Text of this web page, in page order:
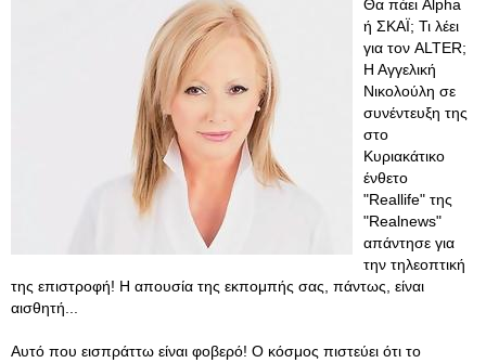
Θα πάει Alpha
ή ΣΚΑΪ; Τι λέει
για τον ALTER;
Η Αγγελική
Νικολούλη σε
συνέντευξη της
στο
Κυριακάτικο
ένθετο
"Reallife" της
"Realnews"
απάντησε για
την τηλεοπτική
της επιστροφή! Η απουσία της εκπομπής σας, πάντως, είναι
αισθητή...
Αυτό που εισπράττω είναι φοβερό! Ο κόσμος πιστεύει ότι το